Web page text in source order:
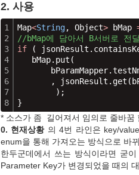
2. 사용
1
2
3
4
5
6
7
8
Map<String, Object> bMap
//bMap에 담아서 B서버로 전
if (
bMap.put(
bParamMapper.
, jsonResult.get(
);
}
* 소스가 좀 길어져서 임의로 줄바꿈
0. 현재상황의 4번 라인은 key/
enum을 통해 가져오는 방식으로 바
한두군데에서 쓰는 방식이라면 굳
Parameter Key가 변경되었을 때의